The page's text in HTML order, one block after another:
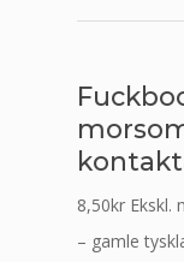
8,50kr Ekskl.
– gamle